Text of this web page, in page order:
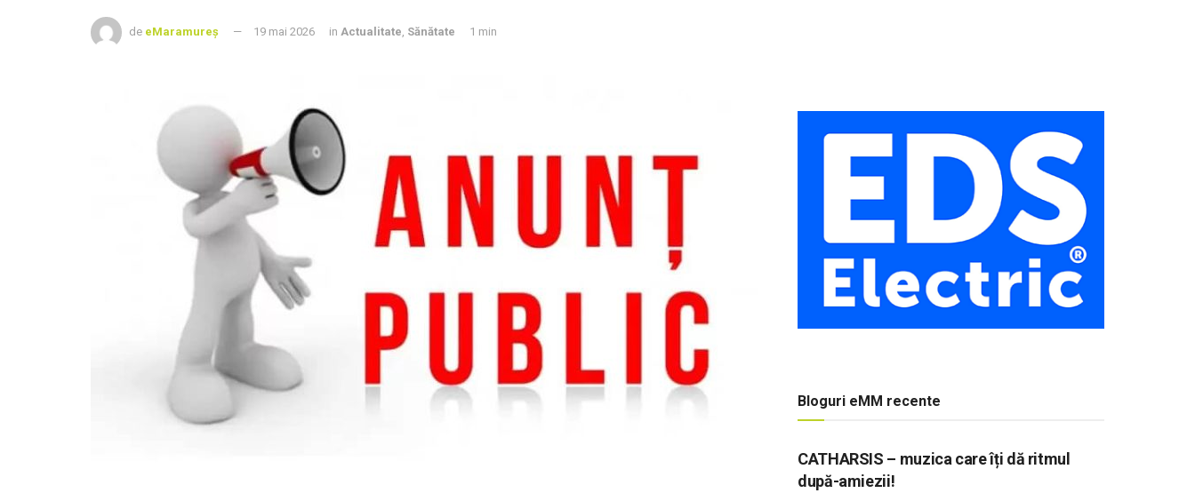
de eMaramureș 19 mai 2026 in Actualitate, Sănătate 1 min
Bloguri eMM recente
CATHARSIS – muzica care îți dă ritmul
după-amiezii!